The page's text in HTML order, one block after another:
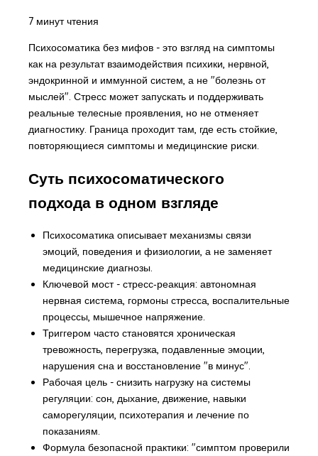
7 минут чтения
Психосоматика без мифов - это взгляд на симптомы
как на результат взаимодействия психики, нервной,
эндокринной и иммунной систем, а не "болезнь от
мыслей". Стресс может запускать и поддерживать
реальные телесные проявления, но не отменяет
диагностику. Граница проходит там, где есть стойкие,
повторяющиеся симптомы и медицинские риски.
Суть психосоматического
подхода в одном взгляде
Психосоматика описывает механизмы связи
эмоций, поведения и физиологии, а не заменяет
медицинские диагнозы.
Ключевой мост - стресс‑реакция: автономная
нервная система, гормоны стресса, воспалительные
процессы, мышечное напряжение.
Триггером часто становятся хроническая
тревожность, перегрузка, подавленные эмоции,
нарушения сна и восстановление "в минус".
Рабочая цель - снизить нагрузку на системы
регуляции: сон, дыхание, движение, навыки
саморегуляции, психотерапия и лечение по
показаниям.
Формула безопасной практики: "симптом проверили